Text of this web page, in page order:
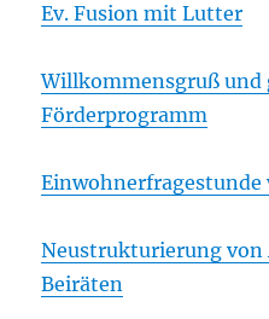
Ev. Fusion mit Lutter
Willkommensgruß und
Förderprogramm
Einwohnerfragestunde
Neustrukturierung von
Beiräten